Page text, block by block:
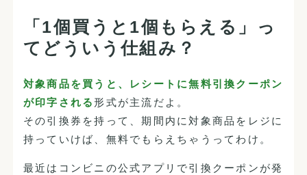
「1個買うと1個もらえる」っ
てどういう仕組み？
対象商品を買うと、レシートに無料引換クーポン
が印字される形式が主流だよ。
その引換券を持って、期間内に対象商品をレジに
持っていけば、無料でもらえちゃうってわけ。
最近はコンビニの公式アプリで引換クーポンが発